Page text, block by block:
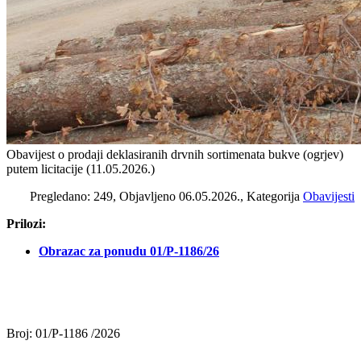
Obavijest o prodaji deklasiranih drvnih sortimenata bukve (ogrjev)
putem licitacije (11.05.2026.)
Pregledano: 249, Objavljeno 06.05.2026., Kategorija Obavijesti
Prilozi:
Obrazac za ponudu 01/P-1186/26
Broj: 01/P-1186 /2026